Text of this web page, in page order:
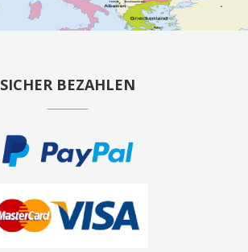
SICHER BEZAHLEN